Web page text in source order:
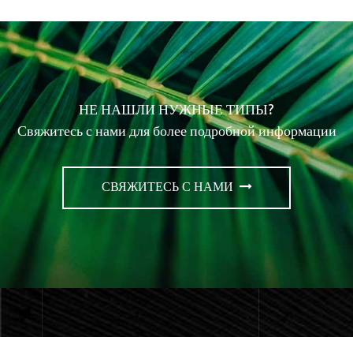
НЕ НАШЛИ НУЖНЫЕ ТИПЫ?
Свяжитесь с нами для более подробной информации
СВЯЖИТЕСЬ С НАМИ